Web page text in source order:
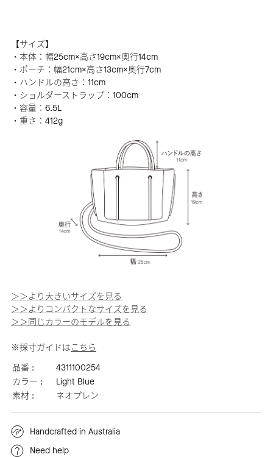
【サイズ】
・本体：幅25cm×高さ19cm×奥行14cm
・ポーチ：幅21cm×高さ13cm×奥行7cm
・ハンドルの高さ：11cm
・ショルダーストラップ：100cm
・容量：6.5L
・重さ：412g
＞＞より大きいサイズを見る
＞＞よりコンパクトなサイズを見る
＞＞同じカラーのモデルを見る
※採寸ガイドはこちら
品番 :
4311100254
カラー :
Light Blue
素材 :
ネオプレン
Handcrafted in Australia
Need help